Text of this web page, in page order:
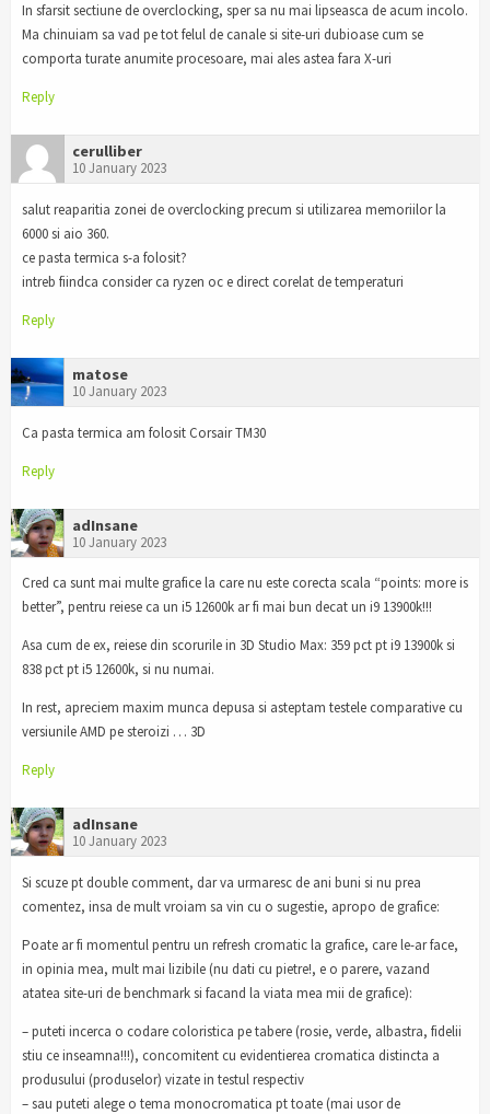
In sfarsit sectiune de overclocking, sper sa nu mai lipseasca de acum incolo.
Ma chinuiam sa vad pe tot felul de canale si site-uri dubioase cum se
comporta turate anumite procesoare, mai ales astea fara X-uri
Reply
cerulliber
10 January 2023
salut reaparitia zonei de overclocking precum si utilizarea memoriilor la
6000 si aio 360.
ce pasta termica s-a folosit?
intreb fiindca consider ca ryzen oc e direct corelat de temperaturi
Reply
matose
10 January 2023
Ca pasta termica am folosit Corsair TM30
Reply
adInsane
10 January 2023
Cred ca sunt mai multe grafice la care nu este corecta scala “points: more is
better”, pentru reiese ca un i5 12600k ar fi mai bun decat un i9 13900k!!!
Asa cum de ex, reiese din scorurile in 3D Studio Max: 359 pct pt i9 13900k si
838 pct pt i5 12600k, si nu numai.
In rest, apreciem maxim munca depusa si asteptam testele comparative cu
versiunile AMD pe steroizi … 3D
Reply
adInsane
10 January 2023
Si scuze pt double comment, dar va urmaresc de ani buni si nu prea
comentez, insa de mult vroiam sa vin cu o sugestie, apropo de grafice:
Poate ar fi momentul pentru un refresh cromatic la grafice, care le-ar face,
in opinia mea, mult mai lizibile (nu dati cu pietre!, e o parere, vazand
atatea site-uri de benchmark si facand la viata mea mii de grafice):
– puteti incerca o codare coloristica pe tabere (rosie, verde, albastra, fidelii
stiu ce inseamna!!!), concomitent cu evidentierea cromatica distincta a
produsului (produselor) vizate in testul respectiv
– sau puteti alege o tema monocromatica pt toate (mai usor de